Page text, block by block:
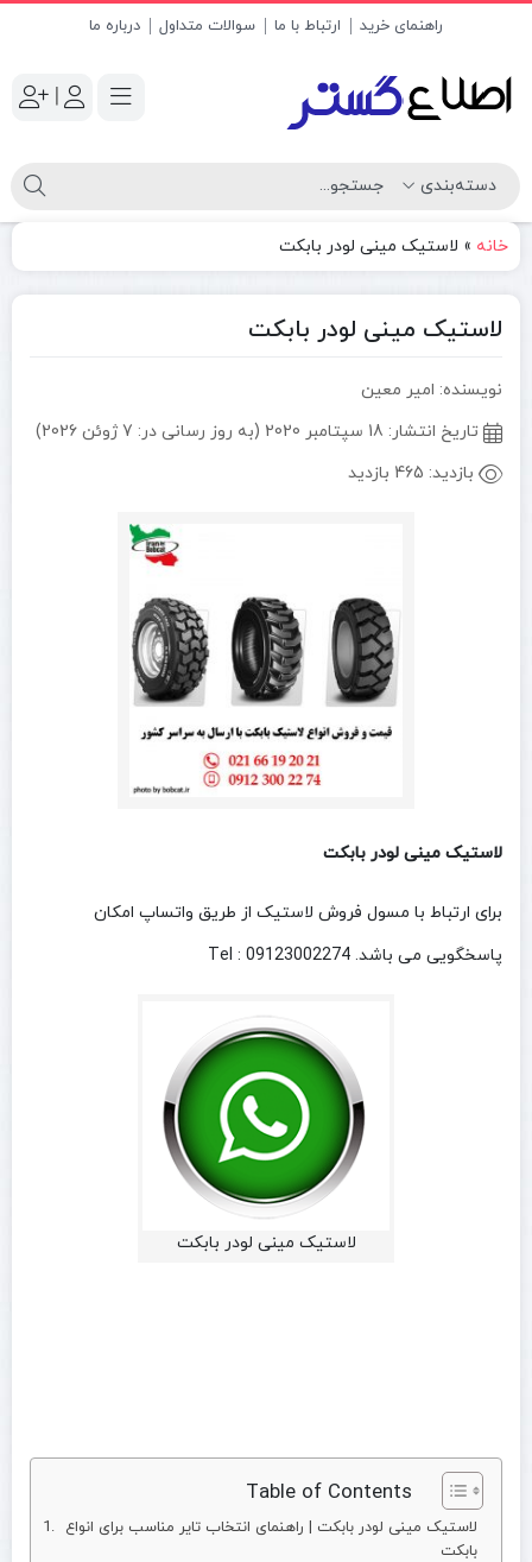
راهنمای خرید ارتباط با ما سوالات متداول درباره ما
|
خانه » لاستیک مینی لودر بابکت
لاستیک مینی لودر بابکت
نویسنده: امیر معین
تاریخ انتشار: 18 سپتامبر 2020 (به روز رسانی در: 7 ژوئن 2026)
بازدید: 465 بازدید
لاستیک مینی لودر بابکت
برای ارتباط با مسول فروش لاستیک از طریق واتساپ امکان
پاسخگویی می باشد. Tel : 09123002274
لاستیک مینی لودر بابکت
Table of Contents
لاستیک مینی لودر بابکت | راهنمای انتخاب تایر مناسب برای انواع
بابکت